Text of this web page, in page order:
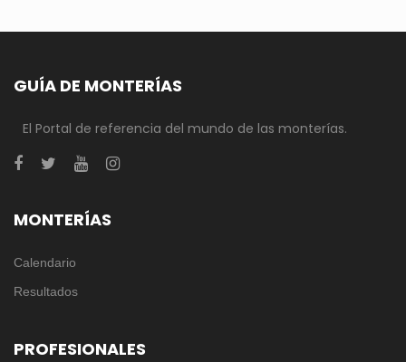
GUÍA DE MONTERÍAS
El Portal de referencia del mundo de las monterías.
MONTERÍAS
Calendario
Resultados
PROFESIONALES